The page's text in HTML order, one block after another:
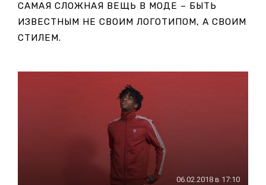
САМАЯ СЛОЖНАЯ ВЕЩЬ В МОДЕ – БЫТЬ
ИЗВЕСТНЫМ НЕ СВОИМ ЛОГОТИПОМ, А СВОИМ
СТИЛЕМ.
06.02.2018 в 17:10